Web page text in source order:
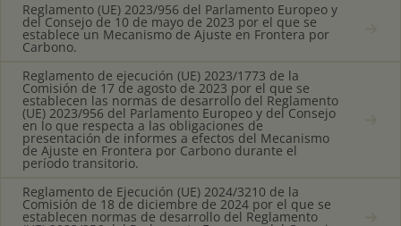
Reglamento (UE) 2023/956 del Parlamento Europeo y
del Consejo de 10 de mayo de 2023 por el que se
establece un Mecanismo de Ajuste en Frontera por
Carbono.
Reglamento de ejecución (UE) 2023/1773 de la
Comisión de 17 de agosto de 2023 por el que se
establecen las normas de desarrollo del Reglamento
(UE) 2023/956 del Parlamento Europeo y del Consejo
en lo que respecta a las obligaciones de
presentación de informes a efectos del Mecanismo
de Ajuste en Frontera por Carbono durante el
período transitorio.
Reglamento de Ejecución (UE) 2024/3210 de la
Comisión de 18 de diciembre de 2024 por el que se
establecen normas de desarrollo del Reglamento